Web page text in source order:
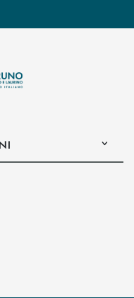
apre l’app di posta